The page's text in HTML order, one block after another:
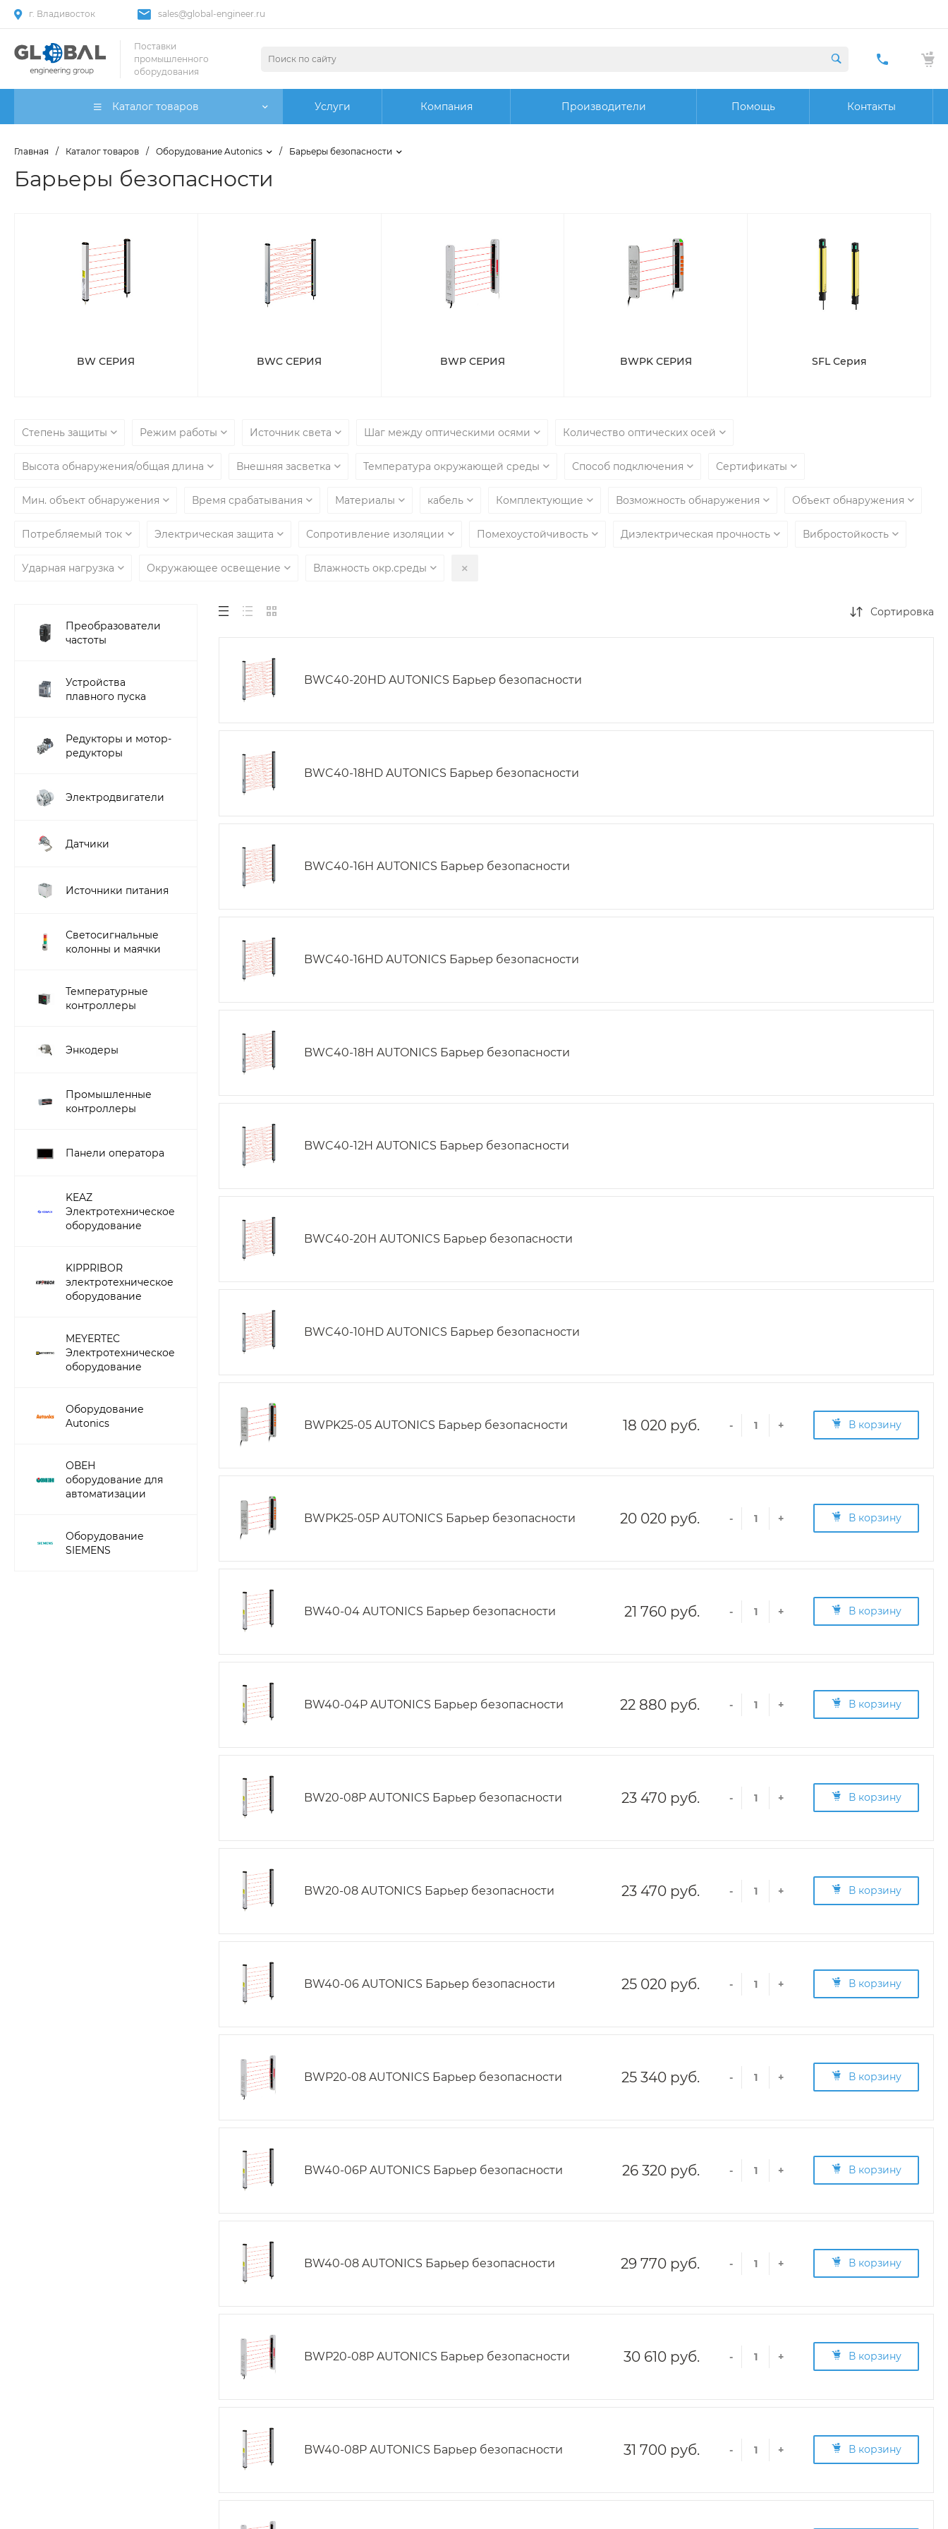
г. Владивосток sales@global-engineer.ru
Поставки
промышленного
оборудования
+7 (423)
20 32
Каталог товаров Услуги Компания Производители Помощь Контакты
Главная / Каталог товаров / Оборудование Autonics / Барьеры безопасности
Барьеры безопасности
BW СЕРИЯ BWC СЕРИЯ BWP СЕРИЯ BWPK СЕРИЯ SFL Серия
Степень защиты Режим работы Источник света Шаг между оптическими осями Количество оптических осей
Высота обнаружения/общая длина Внешняя засветка Температура окружающей среды Способ подключения Сертификаты
Мин. объект обнаружения Время срабатывания Материалы кабель Комплектующие Возможность обнаружения Объект обнаружения
Потребляемый ток Электрическая защита Сопротивление изоляции Помехоустойчивость Диэлектрическая прочность Вибростойкость
Ударная нагрузка Окружающее освещение Влажность окр.среды
Преобразователи
частоты
Устройства
плавного пуска
Редукторы и мотор-
редукторы
Электродвигатели
Датчики
Источники питания
Светосигнальные
колонны и маячки
Температурные
контроллеры
Энкодеры
Промышленные
контроллеры
Панели оператора
KEAZ
Электротехническое
оборудование
KIPPRIBOR
электротехническое
оборудование
MEYERTEC
Электротехническое
оборудование
Оборудование
Autonics
ОВЕН
оборудование для
автоматизации
Оборудование
SIEMENS
Сортировка
BWC40-20HD AUTONICS Барьер безопасности
BWC40-18HD AUTONICS Барьер безопасности
BWC40-16H AUTONICS Барьер безопасности
BWC40-16HD AUTONICS Барьер безопасности
BWC40-18H AUTONICS Барьер безопасности
BWC40-12H AUTONICS Барьер безопасности
BWC40-20H AUTONICS Барьер безопасности
BWC40-10HD AUTONICS Барьер безопасности
BWPK25-05 AUTONICS Барьер безопасности 18 020 руб. - + В корзину
BWPK25-05P AUTONICS Барьер безопасности 20 020 руб. - + В корзину
BW40-04 AUTONICS Барьер безопасности 21 760 руб. - + В корзину
BW40-04P AUTONICS Барьер безопасности 22 880 руб. - + В корзину
BW20-08P AUTONICS Барьер безопасности 23 470 руб. - + В корзину
BW20-08 AUTONICS Барьер безопасности 23 470 руб. - + В корзину
BW40-06 AUTONICS Барьер безопасности 25 020 руб. - + В корзину
BWP20-08 AUTONICS Барьер безопасности 25 340 руб. - + В корзину
BW40-06P AUTONICS Барьер безопасности 26 320 руб. - + В корзину
BW40-08 AUTONICS Барьер безопасности 29 770 руб. - + В корзину
BWP20-08P AUTONICS Барьер безопасности 30 610 руб. - + В корзину
BW40-08P AUTONICS Барьер безопасности 31 700 руб. - + В корзину